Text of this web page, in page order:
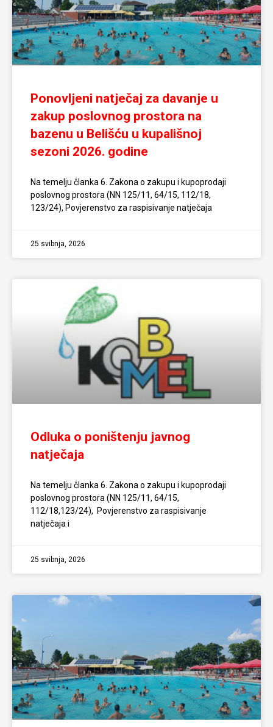
Ponovljeni natječaj za davanje u
zakup poslovnog prostora na
bazenu u Belišću u kupališnoj
sezoni 2026. godine
Na temelju članka 6. Zakona o zakupu i kupoprodaji
poslovnog prostora (NN 125/11, 64/15, 112/18,
123/24), Povjerenstvo za raspisivanje natječaja
25 svibnja, 2026
Odluka o poništenju javnog
natječaja
Na temelju članka 6. Zakona o zakupu i kupoprodaji
poslovnog prostora (NN 125/11, 64/15,
112/18,123/24), Povjerenstvo za raspisivanje
natječaja i
25 svibnja, 2026